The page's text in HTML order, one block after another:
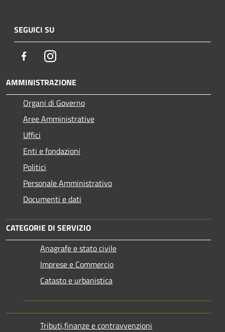
SEGUICI SU
FacebookInstagram
AMMINISTRAZIONE
Organi di Governo
Aree Amministrative
Uffici
Enti e fondazioni
Politici
Personale Amministrativo
Documenti e dati
CATEGORIE DI SERVIZIO
Anagrafe e stato civile
Imprese e Commercio
Catasto e urbanistica
Tributi,finanze e contravvenzioni